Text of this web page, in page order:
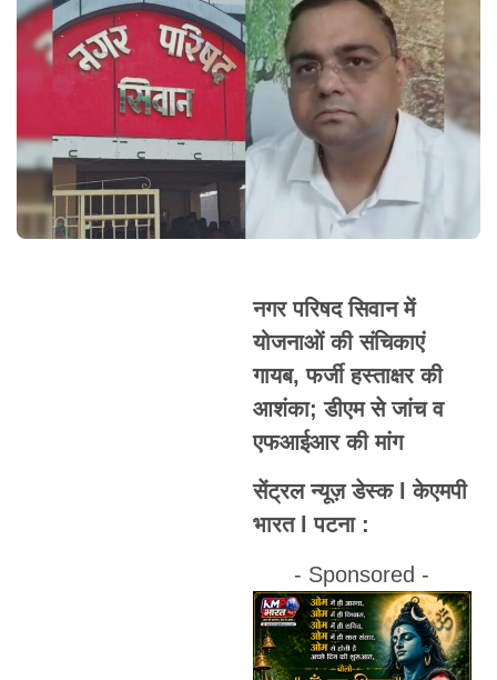
नगर परिषद सिवान में
योजनाओं की संचिकाएं
गायब, फर्जी हस्ताक्षर की
आशंका; डीएम से जांच व
एफआईआर की मांग
सेंट्रल न्यूज़ डेस्क l केएमपी
भारत l पटना :
- Sponsored -